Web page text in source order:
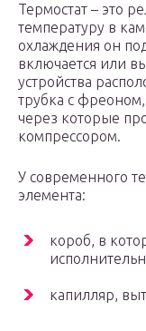
Термостат – это
температуру в
охлаждения он
включается или
устройства
трубка с
через которые
компрессором.
У современного
элемента:
короб, в
капилляр,